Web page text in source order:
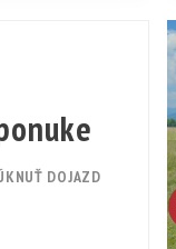
DOJAZD